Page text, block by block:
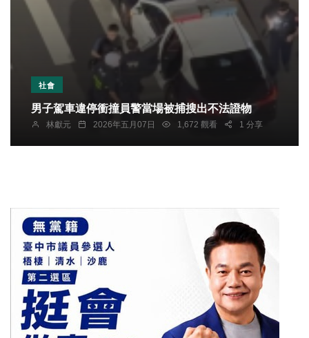
社會
男子駕車違停衝撞員警當場被捕搜出不法證物
林獻元 2026年五月07日 1,672 觀看 1 分享